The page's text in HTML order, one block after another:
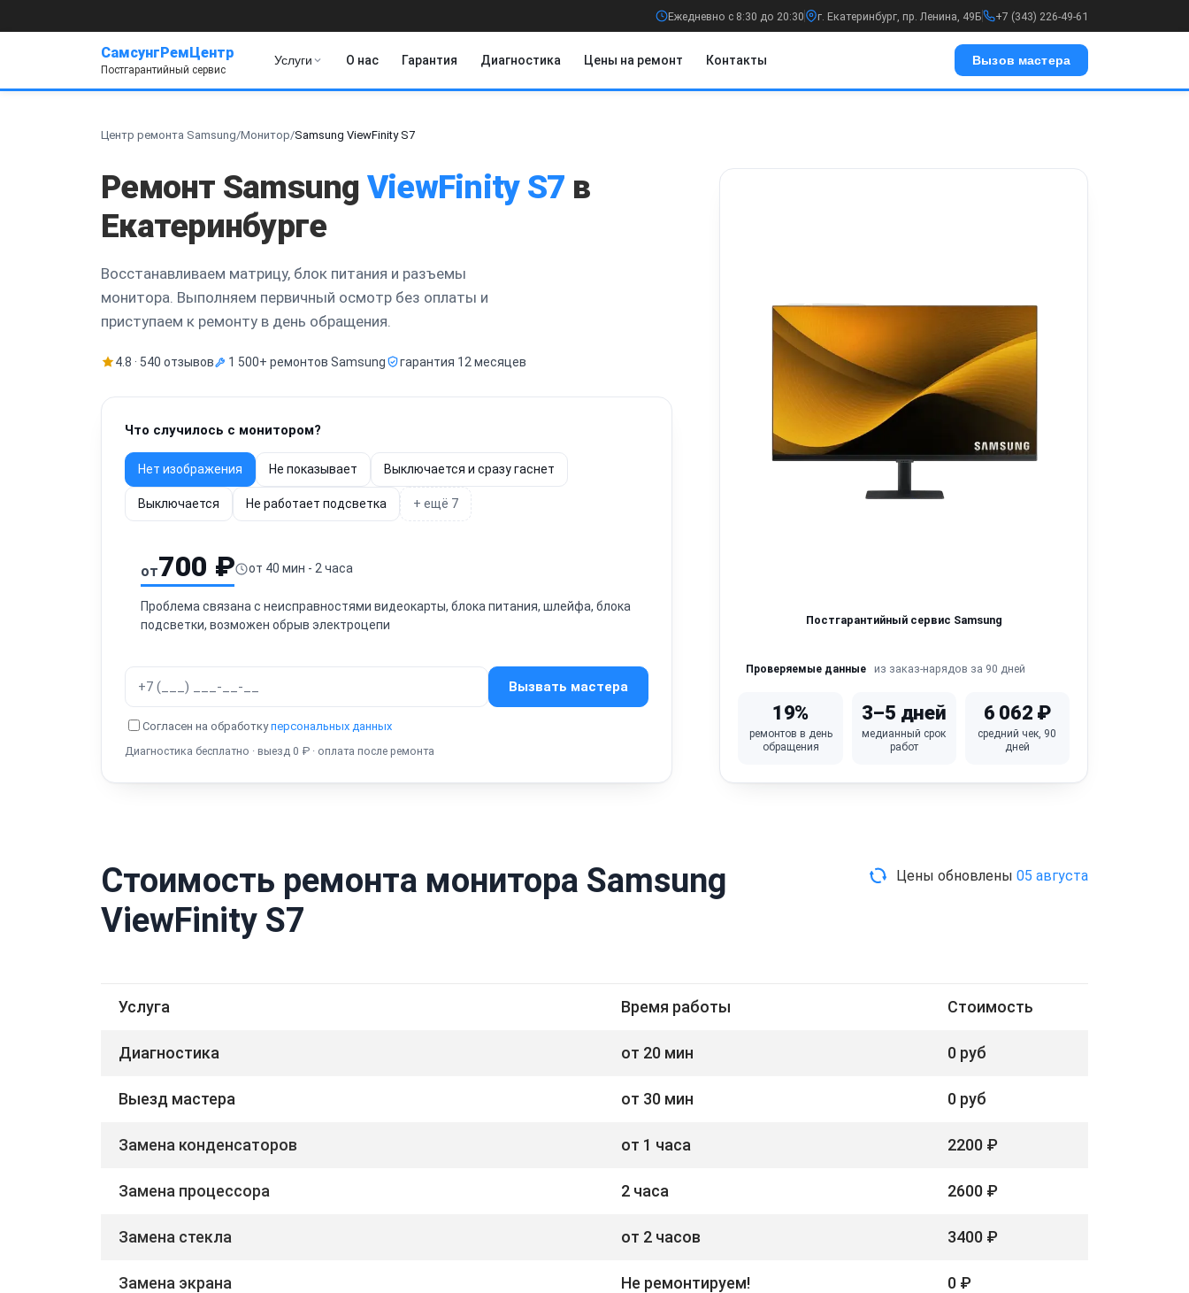
Ежедневно с 8:30 до 20:30 г. Екатеринбург, пр. Ленина, 49Б +7 (343) 226-49-61
СамсунгРемЦентр
Постгарантийный сервис
Услуги О нас Гарантия Диагностика Цены на ремонт Контакты Вызов мастера
Центр ремонта Samsung/Монитор/Samsung ViewFinity S7
Ремонт Samsung ViewFinity S7 в
Екатеринбурге
Восстанавливаем матрицу, блок питания и разъемы
монитора. Выполняем первичный осмотр без оплаты и
приступаем к ремонту в день обращения.
4.8 · 540 отзывов 1 500+ ремонтов Samsung гарантия 12 месяцев
Что случилось с монитором?
Нет изображения Не показывает Выключается и сразу гаснет
Выключается Не работает подсветка + ещё 7
от700 ₽ от 40 мин - 2 часа
Проблема связана с неисправностями видеокарты, блока питания, шлейфа, блока
подсветки, возможен обрыв электроцепи
Вызвать мастера
Согласен на обработкуперсональных данных
Диагностика бесплатно · выезд 0 ₽ · оплата после ремонта
Постгарантийный сервис Samsung
Проверяемые данные из заказ-нарядов за 90 дней
19%
ремонтов в день
обращения
3–5 дней
медианный срок
работ
6 062 ₽
средний чек, 90
дней
Стоимость ремонта монитора Samsung
ViewFinity S7
Цены обновлены 05 августа
Услуга Время работы Стоимость
Диагностика от 20 мин 0 руб
Выезд мастера от 30 мин 0 руб
Замена конденсаторов от 1 часа 2200 ₽
Замена процессора 2 часа 2600 ₽
Замена стекла от 2 часов 3400 ₽
Замена экрана Не ремонтируем! 0 ₽